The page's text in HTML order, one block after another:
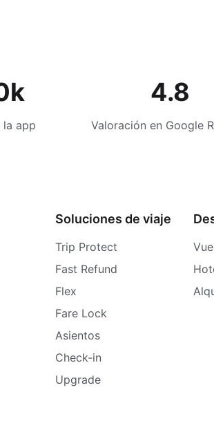
la app
4.8
Valoración en Google
Soluciones de viaje
Trip Protect
Fast Refund
Flex
Fare Lock
Asientos
Check-in
Upgrade